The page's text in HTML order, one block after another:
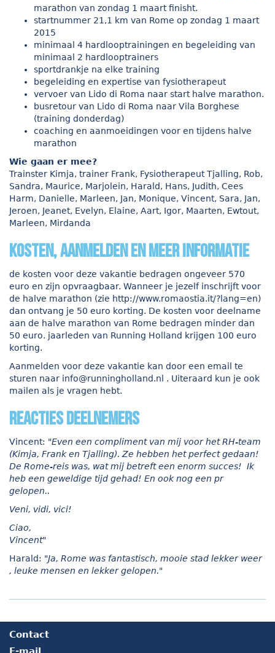
marathon van zondag 1 maart finisht.
startnummer 21,1 km van Rome op zondag 1 maart
2015
minimaal 4 hardlooptrainingen en begeleiding van
minimaal 2 hardlooptrainers
sportdrankje na elke training
begeleiding en expertise van fysiotherapeut
vervoer van Lido di Roma naar start halve marathon.
busretour van Lido di Roma naar Vila Borghese
(training donderdag)
coaching en aanmoeidingen voor en tijdens halve
marathon
Wie gaan er mee?
Trainster Kimja, trainer Frank, Fysiotherapeut Tjalling, Rob,
Sandra, Maurice, Marjolein, Harald, Hans, Judith, Cees
Harm, Danielle, Marleen, Jan, Monique, Vincent, Sara, Jan,
Jeroen, Jeanet, Evelyn, Elaine, Aart, Igor, Maarten, Ewtout,
Marleen, Mirdanda
kosten, aanmelden en meer informatie
de kosten voor deze vakantie bedragen ongeveer 570
euro en zijn opvraagbaar. Wanneer je jezelf inschrijft voor
de halve marathon (zie http://www.romaostia.it/?lang=en)
dan ontvang je 50 euro korting. De kosten voor deelname
aan de halve marathon van Rome bedragen minder dan
50 euro. jaarleden van Running Holland krijgen 100 euro
korting.
Aanmelden voor deze vakantie kan door een email te
sturen naar info@runningholland.nl
. Uiteraard kun je ook
mailen als je vragen hebt.
reacties deelnemers
Vincent: "Even een compliment van mij voor het RH-team
(Kimja, Frank en Tjalling). Ze hebben het perfect gedaan!
De Rome-reis was, wat mij betreft een enorm succes! Ik
heb een geweldige tijd gehad! En ook nog een pr
gelopen..
Veni, vidi, vici!
Ciao,
Vincent"
Harald: "Ja, Rome was fantastisch, mooie stad lekker weer
, leuke mensen en lekker gelopen."
Contact